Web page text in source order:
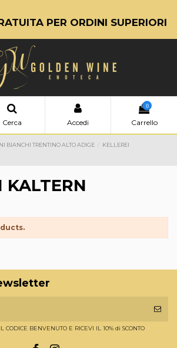
PER ORDINI SUPERIORI
Cerca Accedi
0
Carrello
BIANCHI TRENTINO ALTO ADIGE
KELLEREI
KALTERN
CODICE BENVENUTO E RICEVI IL 10% di SCONTO